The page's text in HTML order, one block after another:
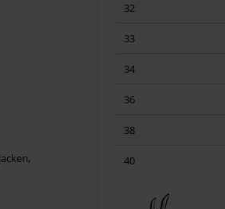
32
33
34
36
38
40